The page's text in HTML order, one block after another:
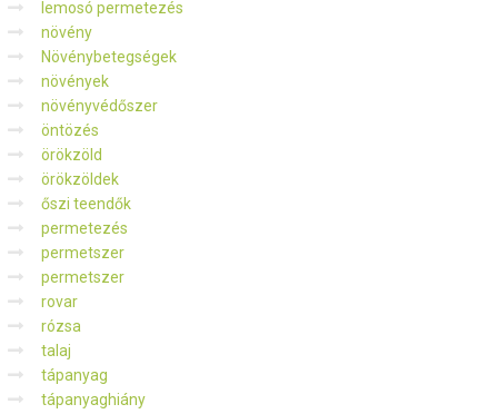
lemosó permetezés
növény
Növénybetegségek
növények
növényvédőszer
öntözés
örökzöld
örökzöldek
őszi teendők
permetezés
permetszer
permetszer
rovar
rózsa
talaj
tápanyag
tápanyaghiány